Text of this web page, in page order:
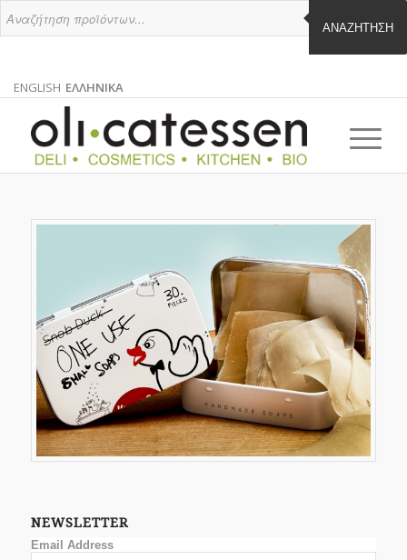
ΑΝΑΖΉΤΗΣΗ
ENGLISH
ΑΓΓΛΙΚΑ
ΕΛΛΗΝΙΚΑ
ΕΛΛΗΝΙΚΑ
EL
NEWSLETTER
Email Address